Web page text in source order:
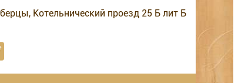
Котельнический проезд 25 Б лит Б